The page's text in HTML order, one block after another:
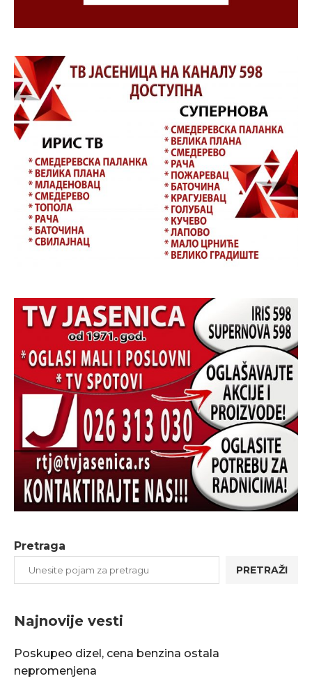
Pretraga
PRETRAŽI
Najnovije vesti
Poskupeo dizel, cena benzina ostala
nepromenjena